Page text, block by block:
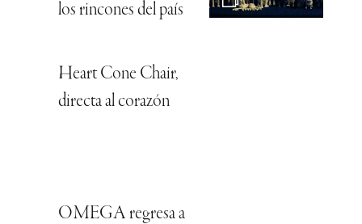
los rincones del país
Heart Cone Chair,
directa al corazón
OMEGA regresa a